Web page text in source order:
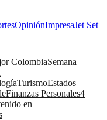
OpiniónImpresaJet Set
ColombiaSemana
TurismoEstados
Finanzas Personales4
en